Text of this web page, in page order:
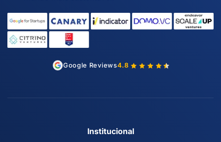
Google Reviews4.8
Institucional